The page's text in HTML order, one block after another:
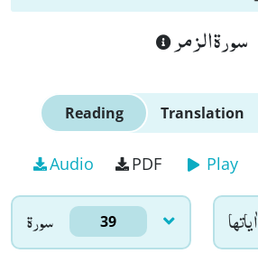
سورة الزمر
Reading Translation
Audio PDF Play
سورۃ 39 اٰياتها